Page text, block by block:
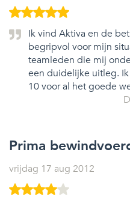
Ik vind Aktiva en de
begripvol voor mijn
teamleden die mij
een duidelijke uitleg.
10 voor al het goede
Prima
vrijdag 17 aug 2012